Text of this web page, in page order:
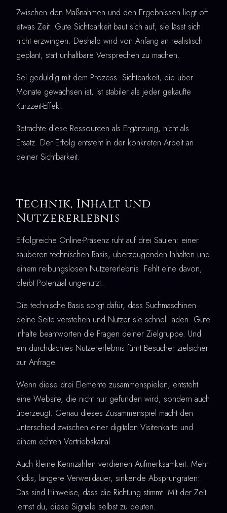
Zwischen den Maßnahmen und den Ergebnissen liegt oft
etwas Zeit. Gute Sichtbarkeit baut sich auf, sie lässt sich
nicht erzwingen. Deshalb wird von Anfang an realistisch
geplant, statt unhaltbare Versprechen zu machen.
Sei geduldig mit dem Prozess. Sichtbarkeit, die über
Monate gewachsen ist, ist stabiler als jeder gekaufte
Kurzzeit-Effekt.
Betrachte diese Ressourcen als Ergänzung, nicht als
Ersatz. Der Erfolg entsteht in der konkreten Arbeit an
deiner Sichtbarkeit.
Technik, Inhalt und
Nutzererlebnis
Erfolgreiche Online-Präsenz ruht auf drei Säulen: einer
sauberen technischen Basis, überzeugenden Inhalten und
einem reibungslosen Nutzererlebnis. Fehlt eine davon,
bleibt Potenzial ungenutzt.
Die technische Basis sorgt dafür, dass Suchmaschinen
deine Seite verstehen und Nutzer sie schnell laden. Gute
Inhalte beantworten die Fragen deiner Zielgruppe. Und
ein durchdachtes Nutzererlebnis führt Besucher zielsicher
zur Anfrage.
Wenn diese drei Elemente zusammenspielen, entsteht
eine Website, die nicht nur gefunden wird, sondern auch
überzeugt. Genau dieses Zusammenspiel macht den
Unterschied zwischen einer digitalen Visitenkarte und
einem echten Vertriebskanal.
Auch kleine Kennzahlen verdienen Aufmerksamkeit. Mehr
Klicks, längere Verweildauer, sinkende Absprungraten:
Das sind Hinweise, dass die Richtung stimmt. Mit der Zeit
lernst du, diese Signale selbst zu deuten.